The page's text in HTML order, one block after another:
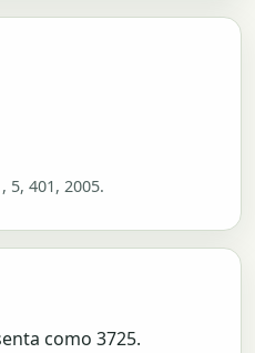
5, 401, 2005.
como 3725.